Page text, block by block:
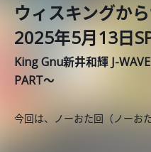
ウィスキングか
2025年5月13日
King Gnu新井和輝 J-
PART～
今回は、ノーおた回（ノーお